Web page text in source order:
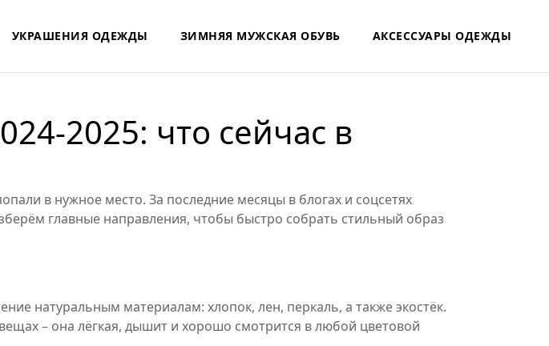
УКРАШЕНИЯ ОДЕЖДЫ ЗИМНЯЯ МУЖСКАЯ ОБУВЬ АКСЕССУАРЫ ОДЕЖДЫ
что сейчас в
в нужное место. За последние месяцы в блогах и соцсетях
главные направления, чтобы быстро собрать стильный образ
натуральным материалам: хлопок, лен, перкаль, а также экостёк.
– она лёгкая, дышит и хорошо смотрится в любой цветовой